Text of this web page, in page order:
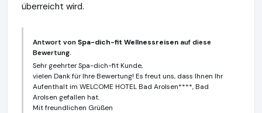
überreicht wird.
Antwort vonSpa-dich-fit Wellnessreisen auf diese
Bewertung.
Sehr geehrter Spa-dich-fit Kunde,
vielen Dank für Ihre Bewertung! Es freut uns, dass Ihnen Ihr
Aufenthalt im WELCOME HOTEL Bad Arolsen****, Bad
Arolsen gefallen hat.
Mit freundlichen Grüßen